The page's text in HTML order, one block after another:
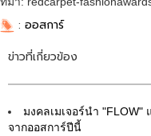
: ออสการ์
ข่าวที่เกี่ยวข้อง
มงคลเมเจอร์นำ "FLOW"
จากออสการ์ปีนี้